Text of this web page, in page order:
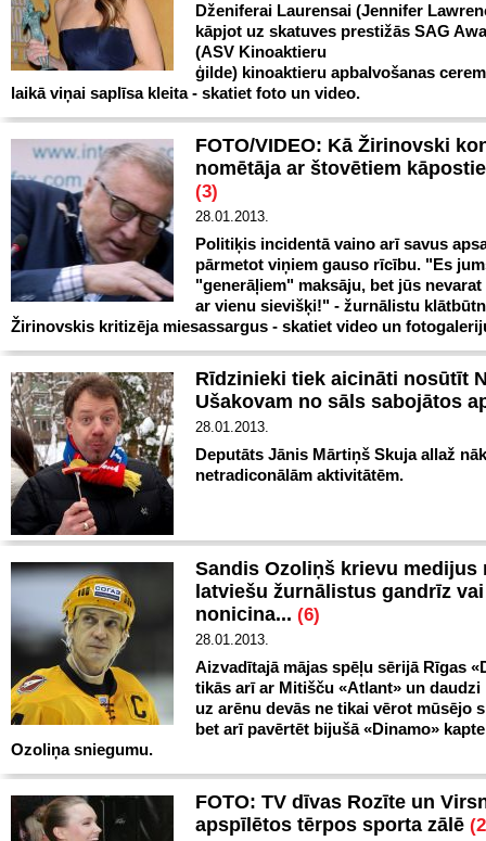
Dženiferai Laurensai (Jennifer
kāpjot uz skatuves prestižās SAG
(ASV Kinoaktieru
ģilde) kinoaktieru apbalvošanas
laikā viņai saplīsa kleita - skatiet foto un video.
FOTO/VIDEO: Kā Žirinovski
nomētāja ar štovētiem
(3)
28.01.2013.
Politiķis incidentā vaino arī savus
pārmetot viņiem gauso rīcību. "Es
"generāļiem" maksāju, bet jūs
ar vienu sievišķi!" - žurnālistu
Žirinovskis kritizēja miesassargus - skatiet video un
Rīdzinieki tiek aicināti nosūtīt
Ušakovam no sāls sabojātos
28.01.2013.
Deputāts Jānis Mārtiņš Skuja allaž
netradiconālām aktivitātēm.
Sandis Ozoliņš krievu medijus
latviešu žurnālistus gandrīz vai
nonicina... (6)
28.01.2013.
Aizvadītajā mājas spēļu sērijā Rīgas
tikās arī ar Mitišču «Atlant» un
uz arēnu devās ne tikai vērot mūsējo
bet arī pavērtēt bijušā «Dinamo»
Ozoliņa sniegumu.
FOTO: TV dīvas Rozīte un
apspīlētos tērpos sporta zālē